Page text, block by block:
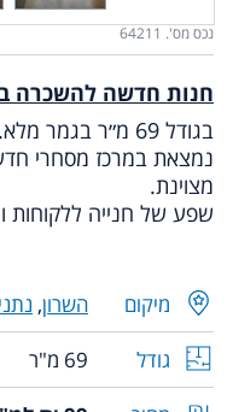
נכס מס'. 64211
חנות חדשה להשכרה
בגודל 69 מ״ר בגמר מלא.
נמצאת במרכז מסחרי
מצוינת.
שפע של חנייה ללקוחות
מיקום השרון,
גודל
69 מ"ר